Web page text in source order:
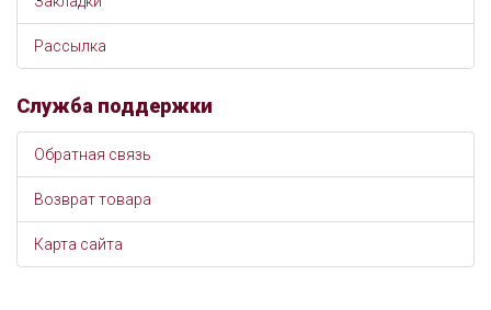
Рассылка
Служба поддержки
Обратная связь
Возврат товара
Карта сайта